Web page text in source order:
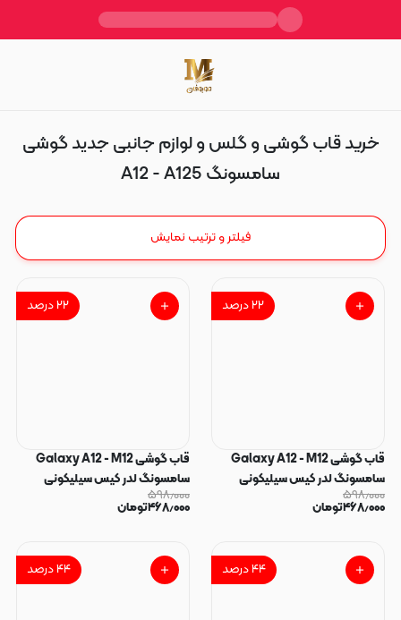
A12 - A125
خرید قاب گوشی و گلس و لوازم جانبی جدید گوشی
سامسونگ A12 - A125
فیلتر و ترتیب نمایش
۲۲درصد
قاب گوشی Galaxy A12 - M12
سامسونگ لدر کیس سیلیکونی
فانتزی لنز سیلور طرح گل لیلیوم آبی
۵۹۸٫۰۰۰
۴۶۸٫۰۰۰تومان
۲۲درصد
قاب گوشی Galaxy A12 - M12
سامسونگ لدر کیس سیلیکونی
فانتزی لنز سیلور طرح گل لیلیوم
صورتی کد 169204
۵۹۸٫۰۰۰
۴۶۸٫۰۰۰تومان
۴۴درصد ۴۴درصد